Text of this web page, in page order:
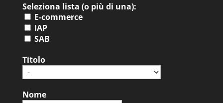
Seleziona lista (o più di una):
E-commerce
IAP
SAB
Titolo
Nome